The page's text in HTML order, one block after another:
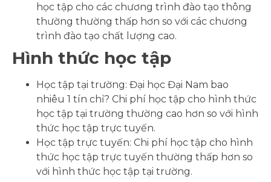
học tập cho các chương trình đào tạo thông
thường thường thấp hơn so với các chương
trình đào tạo chất lượng cao.
Hình thức học tập
Học tập tại trường: Đại học Đại Nam bao
nhiêu 1 tín chỉ? Chi phí học tập cho hình thức
học tập tại trường thường cao hơn so với hình
thức học tập trực tuyến.
Học tập trực tuyến: Chi phí học tập cho hình
thức học tập trực tuyến thường thấp hơn so
với hình thức học tập tại trường.